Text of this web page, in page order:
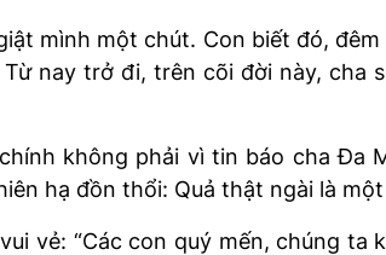
mình một chút. Con biết đó, đêm
nay trở đi, trên cõi đời này, cha
không phải vì tin báo cha Đa
hạ đồn thổi: Quả thật ngài là
vẻ: “Các con quý mến, chúng ta